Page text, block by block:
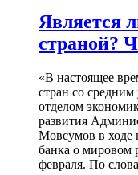
Является
страной?
«В настоящее
стран со
отделом
развития
Мовсумов в ходе
банка о мировом
февраля. По